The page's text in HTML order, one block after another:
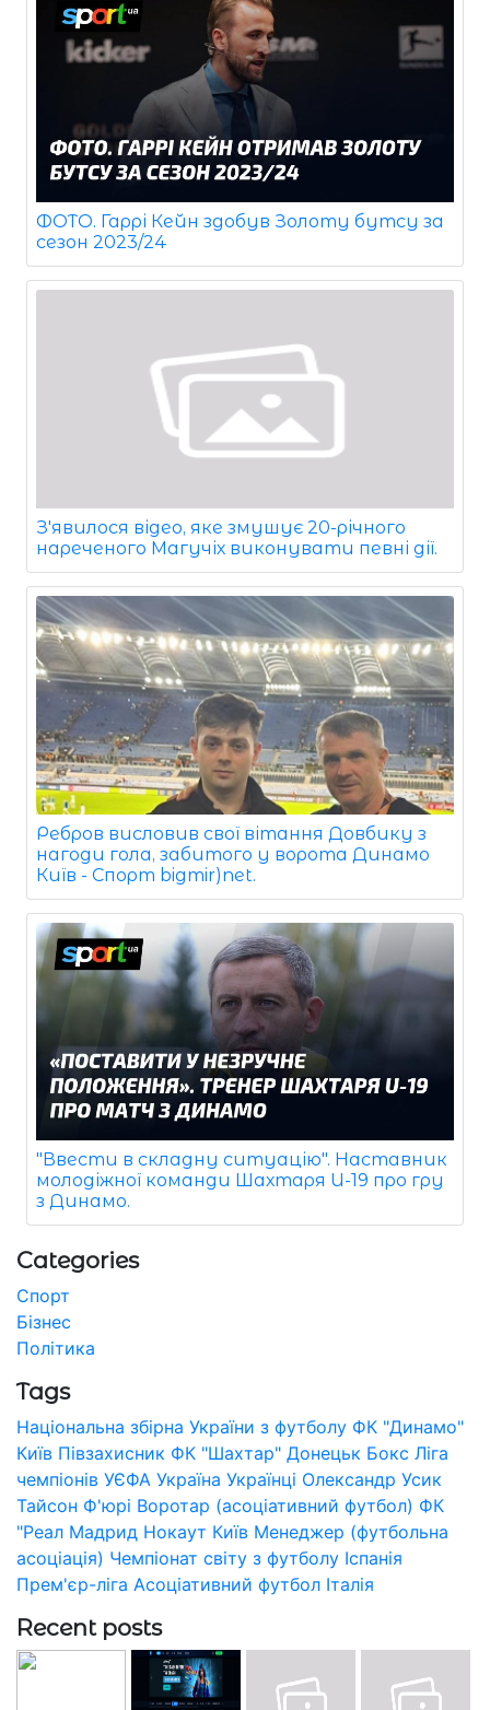
ФОТО. Гаррі Кейн здобув Золоту бутсу за
сезон 2023/24
З'явилося відео, яке змушує 20-річного
нареченого Магучіх виконувати певні дії.
Ребров висловив свої вітання Довбику з
нагоди гола, забитого у ворота Динамо
Київ - Спорт bigmir)net.
"Ввести в складну ситуацію". Наставник
молодіжної команди Шахтаря U-19 про гру
з Динамо.
Categories
Спорт
Бізнес
Політика
Tags
Національна збірна України з футболу ФК "Динамо"
Київ Півзахисник ФК "Шахтар" Донецьк Бокс Ліга
чемпіонів УЄФА Україна Українці Олександр Усик
Тайсон Ф'юрі Воротар (асоціативний футбол) ФК
"Реал Мадрид Нокаут Київ Менеджер (футбольна
асоціація) Чемпіонат світу з футболу Іспанія
Прем'єр-ліга Асоціативний футбол Італія
Recent posts